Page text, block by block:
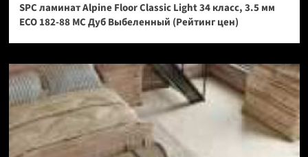
SPC ламинат Alpine Floor Classic Light 34 класс, 3.5 мм
ECO 182-88 МС Дуб Выбеленный (Рейтинг цен)